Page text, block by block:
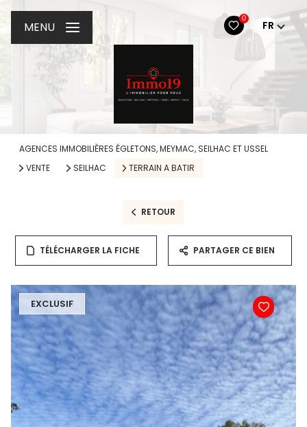
0
FR
MENU
AGENCES IMMOBILIÈRES ÉGLETONS, MEYMAC, SEILHAC ET USSEL
VENTE
SEILHAC TERRAIN A BATIR
RETOUR
TÉLÉCHARGER LA FICHE PARTAGER CE BIEN
EXCLUSIF